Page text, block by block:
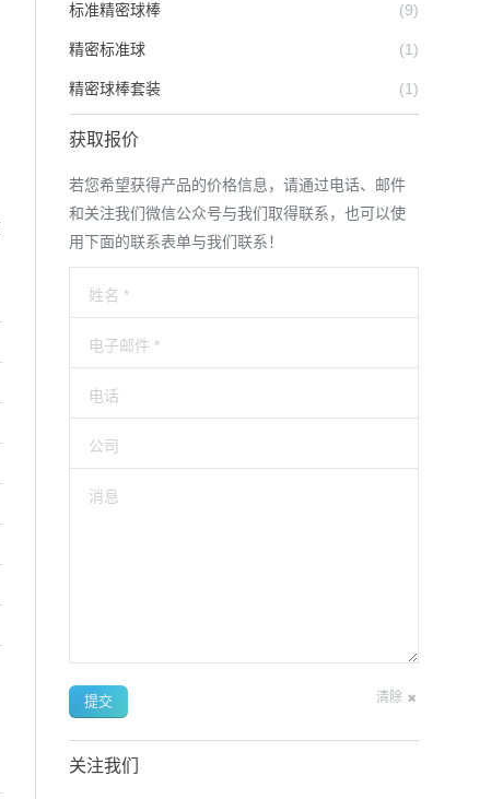
标准精密球棒 (9)
精密标准球 (1)
精密球棒套装 (1)
获取报价
若您希望获得产品的价格信息，请通过电话、邮件
和关注我们微信公众号与我们取得联系，也可以使
用下面的联系表单与我们联系！
姓名 *
电子邮件 *
电话
公司
消息
提交 清除
关注我们